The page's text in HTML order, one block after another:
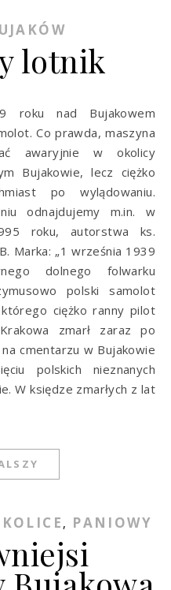
lotnik
Co prawda, maszyna
awaryjnie w okolicy
Bujakowie, lecz ciężko
po wylądowaniu.
odnajdujemy m.in. w
roku, autorstwa ks.
Marka: „1 września 1939
dolnego folwarku
polski samolot
ciężko ranny pilot
zmarł zaraz po
cmentarzu w Bujakowie
polskich nieznanych
W księdze zmarłych z lat
, PANIOWY